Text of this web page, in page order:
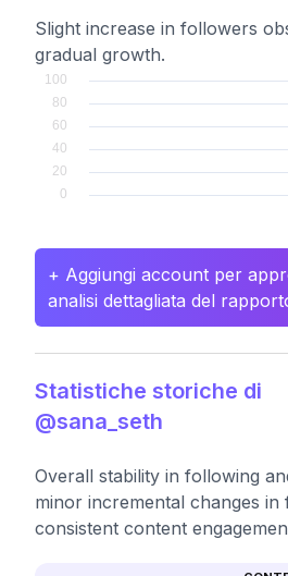
Slight increase in followers
gradual growth.
+ Aggiungi account per
analisi dettagliata del
Statistiche storiche di
@sana_seth
Overall stability in following
minor incremental changes in
consistent content